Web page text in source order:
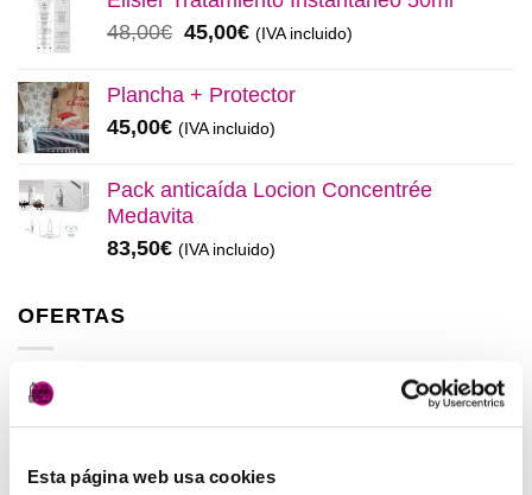
Esta página web usa cookies
137,00€.130,00€.
48,00€ El
original
48,00€.
45,00€El
actual
45,00€.
(IVA incluido)
Plancha + Protector
45,00€ (IVA incluido)
Pack anticaída Locion Concentrée
Medavita
83,50€ (IVA incluido)
OFERTAS
Elisièr Instant Bond Tratamiento
137,00€ El
original
130,00€El
actual
(IVA incluido)